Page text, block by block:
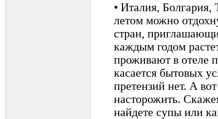
• Италия,
летом можно
стран,
каждым годом
проживают в отеле
касается бытовых
претензий нет. А
насторожить.
найдете супы или